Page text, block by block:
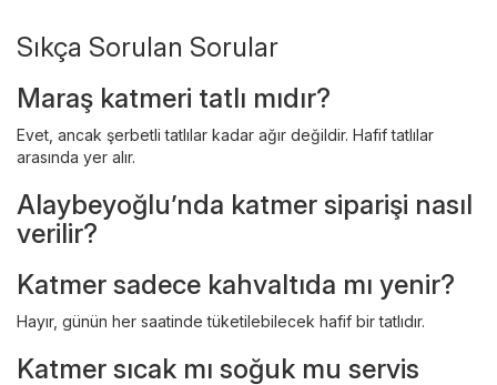
Sıkça Sorulan Sorular
Maraş katmeri tatlı mıdır?
Evet, ancak şerbetli tatlılar kadar ağır değildir. Hafif tatlılar
arasında yer alır.
Alaybeyoğlu’nda katmer siparişi nasıl
verilir?
Katmer sadece kahvaltıda mı yenir?
Hayır, günün her saatinde tüketilebilecek hafif bir tatlıdır.
Katmer sıcak mı soğuk mu servis